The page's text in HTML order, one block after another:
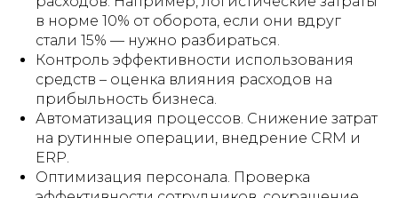
в норме 10% от оборота, если они вдруг
стали 15% — нужно разбираться.
Контроль эффективности использования
средств – оценка влияния расходов на
прибыльность бизнеса​.
Автоматизация процессов. Снижение затрат
на рутинные операции, внедрение CRM и
ERP.
Оптимизация персонала. Проверка